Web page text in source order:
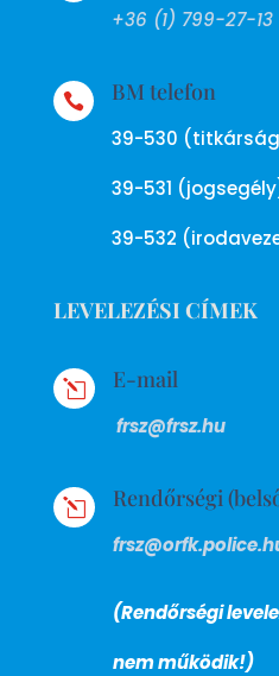
+36 (1) 799-27-13
 BM telefon
39-530
39-531
39-532
LEVELEZÉSI CÍMEK
l E-mail
frsz@frsz.hu
l Rendőrségi
(Rendőrségi
nem működik!)